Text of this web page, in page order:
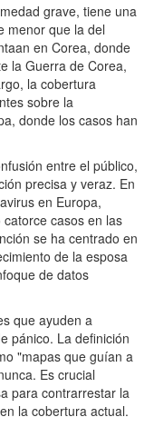
grave, tiene una
menor que la del
en Corea, donde
la Guerra de Corea,
la cobertura
sobre la
donde los casos han
entre el público,
precisa y veraz. En
en Europa,
casos en las
se ha centrado en
de la esposa
de datos
que ayuden a
pánico. La definición
"mapas que guían a
Es crucial
para contrarrestar la
la cobertura actual.